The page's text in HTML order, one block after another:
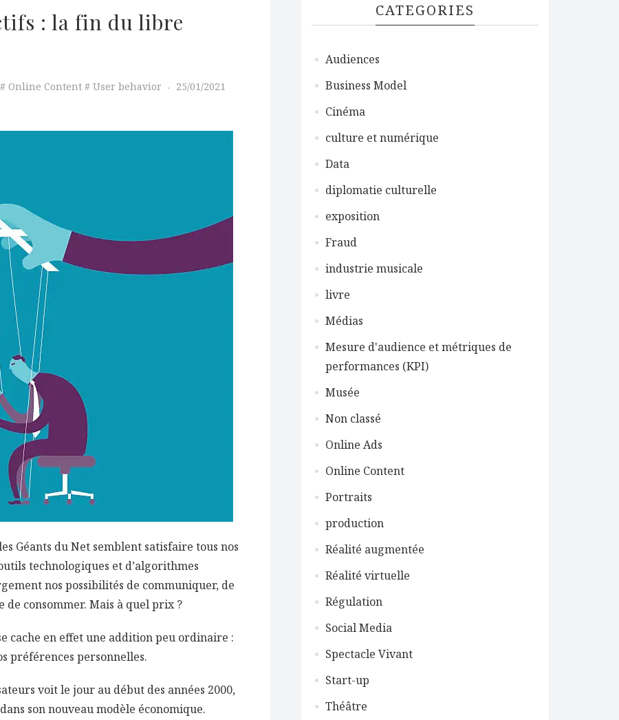
: la fin du libre
Online Content User behavior 25/01/2021
Géants du Net semblent satisfaire tous nos
technologiques et d’algorithmes
nos possibilités de communiquer, de
consommer. Mais à quel prix ?
cache en effet une addition peu ordinaire :
préférences personnelles.
voit le jour au début des années 2000,
son nouveau modèle économique.
CATEGORIES
Audiences
Business Model
Cinéma
culture et numérique
Data
diplomatie culturelle
exposition
Fraud
industrie musicale
livre
Médias
Mesure d'audience et métriques de
performances (KPI)
Musée
Non classé
Online Ads
Online Content
Portraits
production
Réalité augmentée
Réalité virtuelle
Régulation
Social Media
Spectacle Vivant
Start-up
Théâtre